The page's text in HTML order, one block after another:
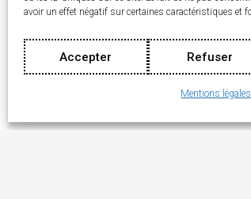
avoir un effet négatif sur certaines caractéristiques et
Accepter Refuser
Mentions légales